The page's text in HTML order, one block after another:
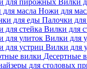
Ножи для
Палочки
Вилки для
Вилки для
Вилки для
Десертные